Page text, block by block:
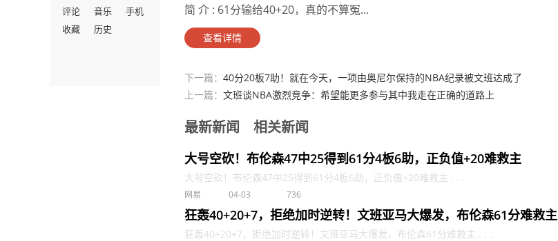
评论
音乐
手机
收藏
历史
简 介 : 61分输给40+20，真的不算冤...
查看详情
下一篇： 40分20板7助！就在今天，一项由奥尼尔保持的NBA纪录被文班达成了
上一篇： 文班谈NBA激烈竞争：希望能更多参与其中我走在正确的道路上
最新新闻 相关新闻
大号空砍！布伦森47中25得到61分4板6助，正负值+20难救主
大号空砍！布伦森47中25得到61分4板6助，正负值+20难救主 . . .
网易 04-03 736
狂轰40+20+7，拒绝加时逆转！文班亚马大爆发，布伦森61分难救主
狂轰40+20+7，拒绝加时逆转！文班亚马大爆发，布伦森61分难救主 . . .